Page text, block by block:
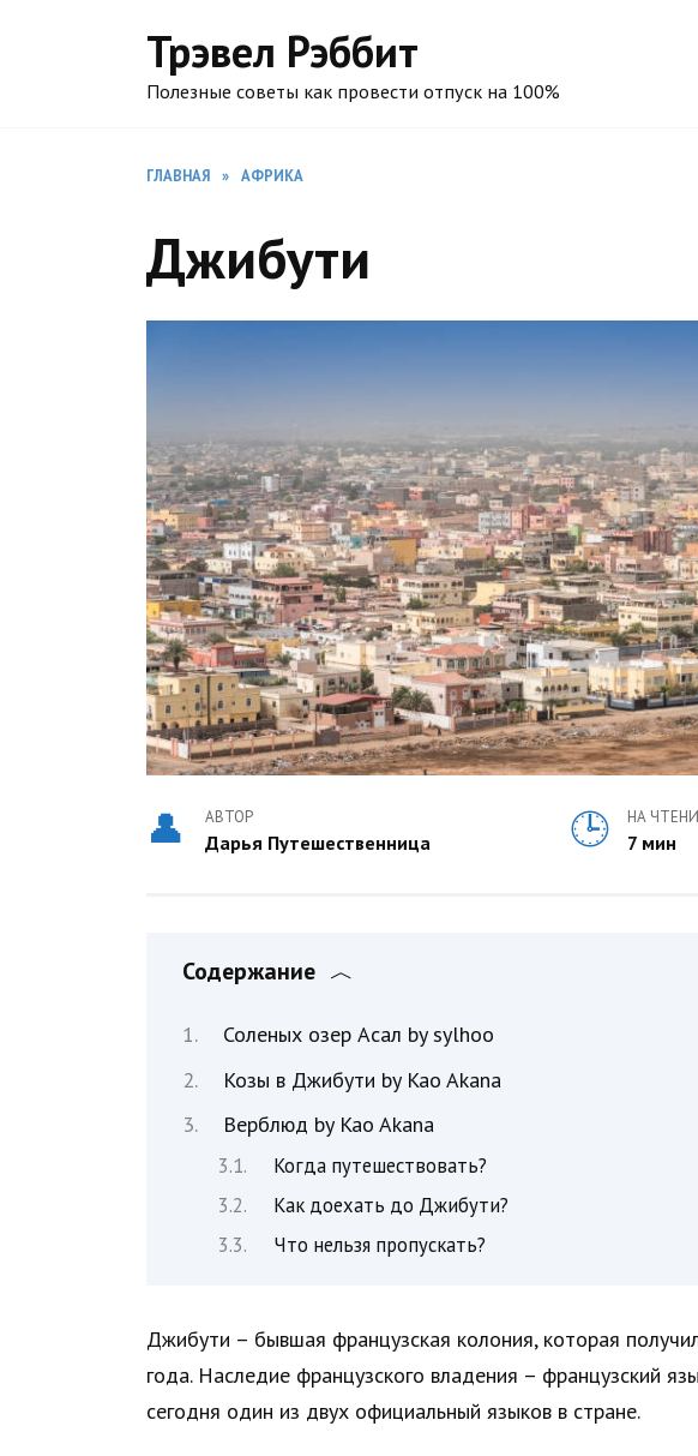
Трэвел Рэббит
Полезные советы как провести отпуск на 100%
ГЛАВНАЯ » АФРИКА
Джибути
АВТОР
Дарья Путешественница
НА
7 мин
Содержание
Соленых озер Асал by sylhoo
Козы в Джибути by Kao Akana
Верблюд by Kao Akana
Когда путешествовать?
Как доехать до Джибути?
Что нельзя пропускать?
Джибути – бывшая французская колония, которая
года. Наследие французского владения – французский
сегодня один из двух официальный языков в стране.